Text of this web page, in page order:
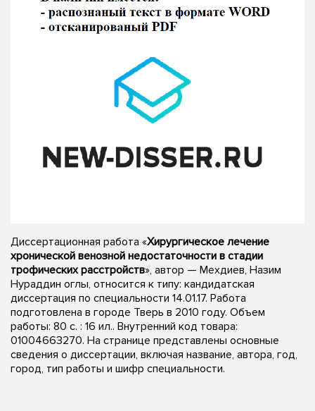
Диссертационная работа «Хирургическое лечение
хронической венозной недостаточности в стадии
трофических расстройств», автор — Мехдиев, Назим
Нураддин оглы, относится к типу: кандидатская
диссертация по специальности 14.01.17. Работа
подготовлена в городе Тверь в 2010 году. Объем
работы: 80 с. : 16 ил.. Внутренний код товара:
01004663270. На странице представлены основные
сведения о диссертации, включая название, автора, год,
город, тип работы и шифр специальности.